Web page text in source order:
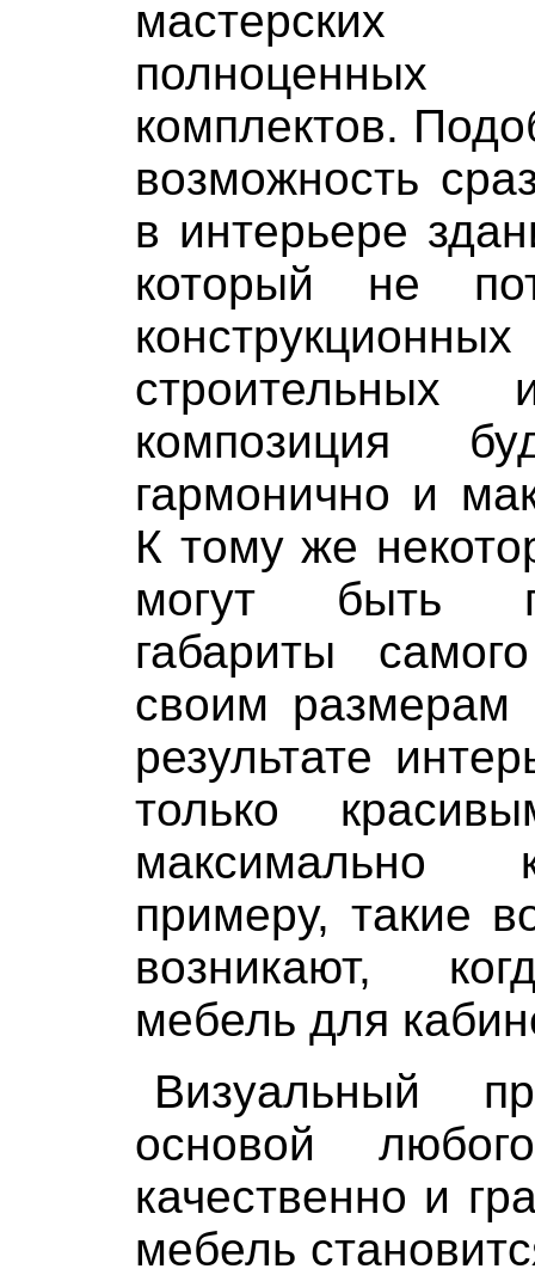
комплектов.
возможность
в интерьере
который не
строительных
композиция
гармонично и
К тому же
могут быть
габариты
своим
результате
только
максимально
примеру, такие
возникают,
мебель для
Визуальный
основой
качественно и
мебель